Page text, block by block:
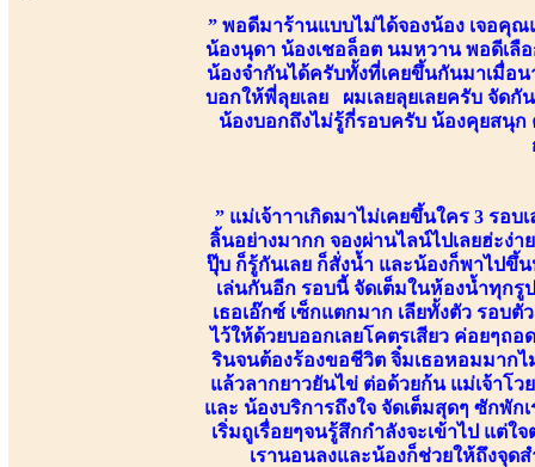
” พอดีมาร้านแบบไม่ได้จองน้อง เจอคุ
น้องนุดา น้องเชอล็อต นมหวาน พอดีเลื
น้องจำกันได้ครับทั้งที่เคยขึ้นกันมาเมื่อ
บอกให้พี่ลุยเลย ผมเลยลุยเลยครับ จัด
น้องบอกถึงไม่รู้กี่รอบครับ น้องคุยสนุ
” แม่เจ้าาาเกิดมาไม่เคยขึ้นใคร 3 รอ
ลิ้นอย่างมากก จองผ่านไลน์ไปเลยฮ่ะง่
ปุ๊บ ก็รู้กันเลย ก็สั่งน้ำ และน้องก็พาไปขึ้
เล่นกันอีก รอบนี้ จัดเต็มในห้องน้ำทุกรู
เธอเอ๊กซ์ เซ็กแตกมาก เลียทั้งตัว รอ
ไว้ให้ด้วยบออกเลยโคตรเสียว ค่อยๆถ
รินจนต้องร้องขอชีวิต จิ๋มเธอหอมมาก
แล้วลากยาวยันไข่ ต่อด้วยก้น แม่เจ้าโ
และ น้องบริการถึงใจ จัดเต็มสุดๆ ซักพัก
เริ่มถูเรื่อยๆจนรู้สึกกำลังจะเข้าไป แต่
เรานอนลงและน้องก็ช่วยให้ถึงจุดส